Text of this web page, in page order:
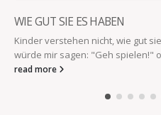
WIE GUT SIE ES HABEN
Kinder verstehen nicht, wie gut
würde mir sagen: "Geh spielen!"
read more